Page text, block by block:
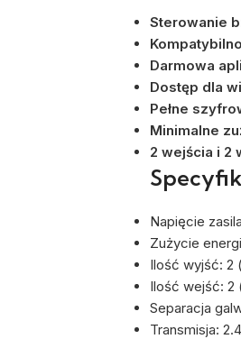
Sterowanie
Darmowa
Dostęp dla
Pełne
Minimalne
2 wejścia i 2
Napięcie
Zużycie
Ilość wyjść: 2
Ilość wejść: 2
Separacja
Transmisja: